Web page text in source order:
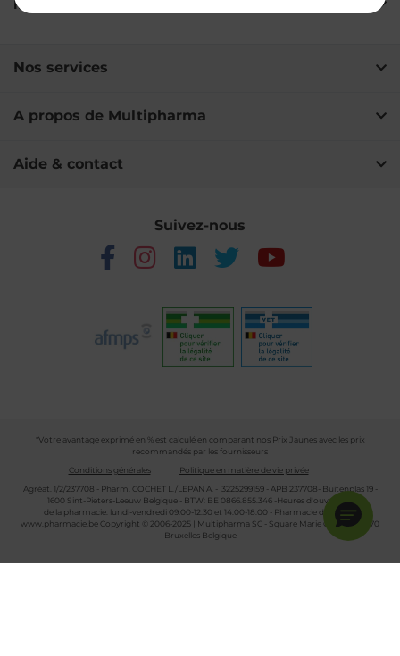
Ingrédients
Nos services
A propos de Multipharma
Aide & contact
Suivez-nous
*Votre avantage exprimé en % est calculé en comparant nos Prix Jaunes avec les prix
recommandés par les fournisseurs
Conditions générales
Politique en matière de vie privée
Agréat. 1/2/237708 - Pharm. COCHET L./LEPAN A. - 3225299159 - APB 237708- Buitenplas 19 -
1600 Sint-Pieters-Leeuw Belgique - BTW: BE 0866.855.346 -Heures d'ouverture
de la pharmacie: lundi-vendredi 09:00-12:30 et 14:00-18:00 - Pharmacie de garde :
www.pharmacie.beCopyright © 2006-2025 | Multipharma SC - Square Marie Curie 30 - 1070
Bruxelles Belgique